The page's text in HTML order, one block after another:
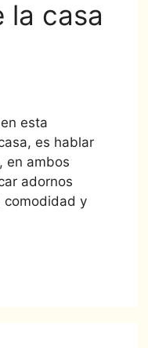
la casa
esta
es hablar
en ambos
adornos
comodidad y